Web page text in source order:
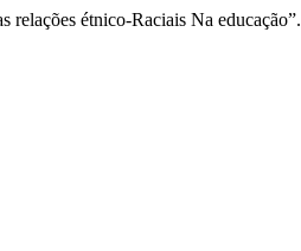
étnico-Raciais Na educação”.